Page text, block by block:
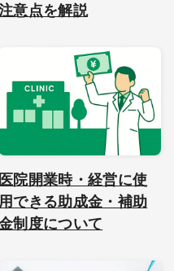
意点を解説
医院開業時・経営に使
用できる助成金・補助
制度について